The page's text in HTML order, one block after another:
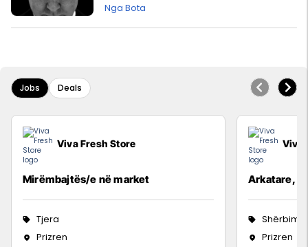
Nga Bota
Jobs Deals
Viva Fresh Store
Mirëmbajtës/e në market
Tjera
Prizren
Viva
Arkatare,
Shërbime
Prizren